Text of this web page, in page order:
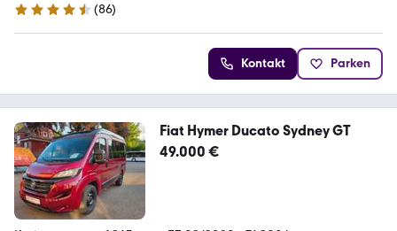
4.4 Sterne
(86)
Kontakt Parken
Fiat Hymer Ducato Sydney GT
49.000 €